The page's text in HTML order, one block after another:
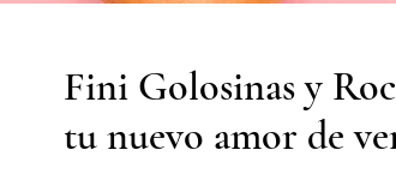
Fini Golosinas y
tu nuevo amor de